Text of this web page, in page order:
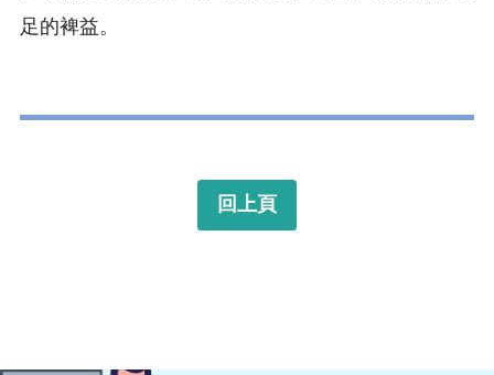
足的裨益。
回上頁